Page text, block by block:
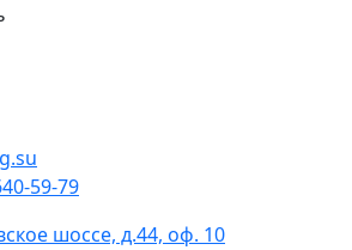
59-79
шоссе, д.44, оф. 10